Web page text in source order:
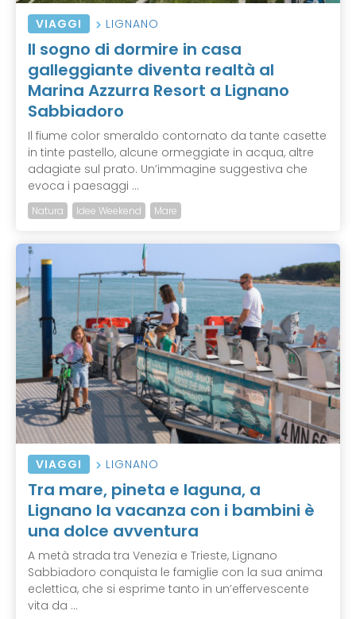
VIAGGI LIGNANO
Il sogno di dormire in casa
galleggiante diventa realtà al
Marina Azzurra Resort a Lignano
Sabbiadoro
Il fiume color smeraldo contornato da tante casette
in tinte pastello, alcune ormeggiate in acqua, altre
adagiate sul prato. Un’immagine suggestiva che
evoca i paesaggi ...
Natura Idee Weekend Mare
VIAGGI LIGNANO
Tra mare, pineta e laguna, a
Lignano la vacanza con i bambini è
una dolce avventura
A metà strada tra Venezia e Trieste, Lignano
Sabbiadoro conquista le famiglie con la sua anima
eclettica, che si esprime tanto in un’effervescente
vita da ...